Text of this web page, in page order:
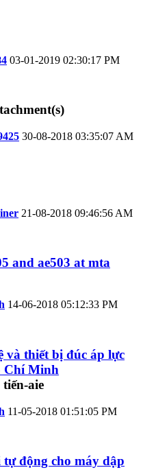
03-01-2019 02:30:17 PM
30-08-2018 03:35:07 AM
21-08-2018 09:46:56 AM
and ae503 at mta
14-06-2018 05:12:33 PM
và thiết bị đúc áp lực
Chí Minh
11-05-2018 01:51:05 PM
động cho máy dập